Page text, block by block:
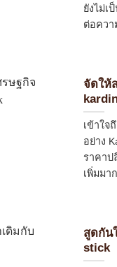
ยังไม่เ
ต่อควา
จัดให้
เข้าใจ
อย่าง
ราคาป
เพิ่มมา
สูดกัน
stick